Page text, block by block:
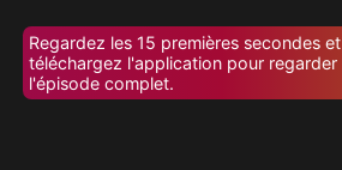
Regardez les 15 premières secondes et
téléchargez l'application pour regarder
l'épisode complet.